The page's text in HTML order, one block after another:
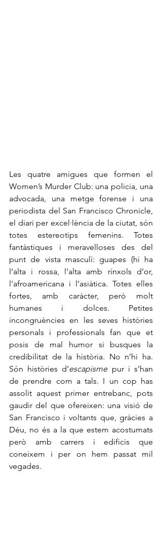
Les quatre amigues que formen el
Women’s Murder Club: una policia, una
advocada, una metge forense i una
periodista del San Francisco Chronicle,
el diari per excel·lència de la ciutat, són
totes estereotips femenins. Totes
fantàstiques i meravelloses des del
punt de vista masculí: guapes (hi ha
l’alta i rossa, l’alta amb rínxols d’or,
l’afroamericana i l’asiàtica. Totes elles
fortes, amb caràcter, però molt
humanes i dolces. Petites
incongruències en les seves històries
personals i professionals fan que et
posis de mal humor si busques la
credibilitat de la història. No n’hi ha.
Són històries d’escapisme pur i s’han
de prendre com a tals. I un cop has
assolit aquest primer entrebanc, pots
gaudir del que ofereixen: una visió de
San Francisco i voltants que, gràcies a
Déu, no és a la que estem acostumats
però amb carrers i edificis que
coneixem i per on hem passat mil
vegades.